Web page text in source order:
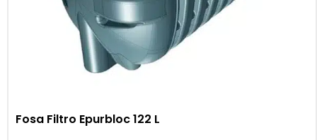
Fosa Filtro Epurbloc 122 L